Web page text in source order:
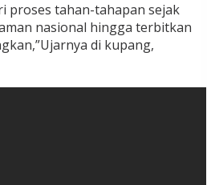
proses tahan-tahapan sejak
nasional hingga terbitkan
di kupang,